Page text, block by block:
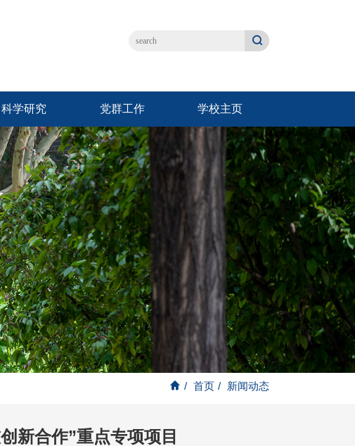
科学研究 党群工作 学校主页
/ 首页 / 新闻动态
新合作”重点专项项目